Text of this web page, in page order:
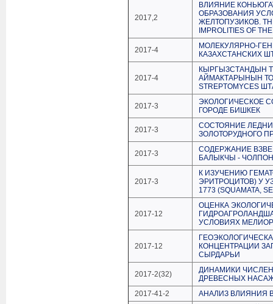
2017,2
ВЛИЯНИЕ
ОБРАЗОВАНИЯ
ЖЕЛТОПУЗИКОВ. THE
IMPROLITIES OF
2017-4
МОЛЕКУЛЯРНО-
КАЗАХСТАНСКИХ
2017-4
КЫРГЫЗСТАНДЫН
АЙМАКТАРЫНЫН
STREPTOMYCES
2017-3
ЭКОЛОГИЧЕСКОЕ
ГОРОДЕ БИШКЕК
2017-3
СОСТОЯНИЕ
ЗОЛОТОРУДНОГО
2017-3
СОДЕРЖАНИЕ
БАЛЫКЧЫ -
2017-3
К ИЗУЧЕНИЮ
ЭРИТРОЦИТОВ) У
1773 (SQUAMATA,
2017-12
ОЦЕНКА
УСЛОВИЯХ
2017-12
КОНЦЕНТРАЦИИ
СЫРДАРЬИ
2017-2(32)
ДИНАМИКИ
ДРЕВЕСНЫХ
2017-41-2
АНАЛИЗ ВЛИЯНИЯ